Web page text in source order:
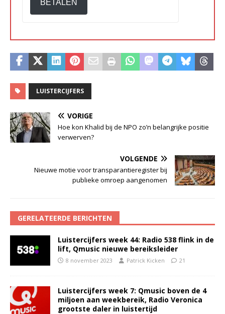
BETALEN
LUISTERCIJFERS
VORIGE
Hoe kon Khalid bij de NPO zo’n belangrijke positie
verwerven?
VOLGENDE
Nieuwe motie voor transparantieregister bij
publieke omroep aangenomen
GERELATEERDE BERICHTEN
Luistercijfers week 44: Radio 538 flink in de
lift, Qmusic nieuwe bereiksleider
8 november 2023 Patrick Kicken 21
Luistercijfers week 7: Qmusic boven de 4
miljoen aan weekbereik, Radio Veronica
grootste daler in luistertijd